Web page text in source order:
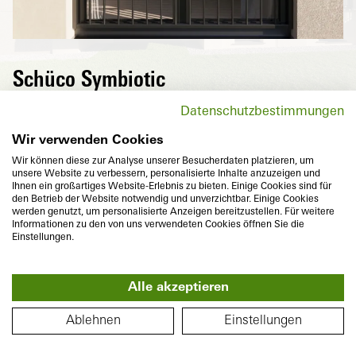
PLATTEGROND
Schüco Symbiotic
Van buiten een hoogwaardige, puristische
aluminium afwerking en van binnen hoog-
isolerende kunststof – De perfecte
combinatie van twee duurzame materialen,
die met in hetzelfde vlak aansluitende
optiek bovendien voldoen aan de
individuele voorstellingen aan ambitieus
design en kleurenveelzijdigheid.
Datenschutzbestimmungen
Wir verwenden Cookies
Wir können diese zur Analyse unserer Besucherdaten platzieren, um
unsere Website zu verbessern, personalisierte Inhalte anzuzeigen und
Ihnen ein großartiges Website-Erlebnis zu bieten. Einige Cookies sind für
den Betrieb der Website notwendig und unverzichtbar. Einige Cookies
werden genutzt, um personalisierte Anzeigen bereitzustellen. Für weitere
Informationen zu den von uns verwendeten Cookies öffnen Sie die
Einstellungen.
Alle akzeptieren
Ablehnen Einstellungen